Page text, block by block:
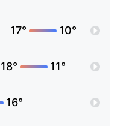
17° 10°
18° 11°
16°